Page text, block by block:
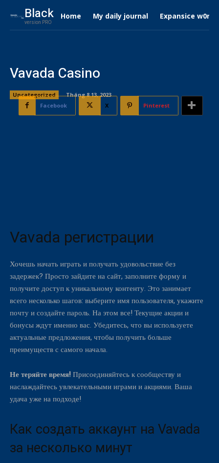
Black
version PRO
Home My daily journal Expansice
Vavada Casino
Uncategorized
Tháng 8 13, 2023
Facebook
X Pinterest
Vavada регистрации
Хочешь начать играть и получать удовольствие без
задержек? Просто зайдите на сайт, заполните форму и
получите доступ к уникальному контенту. Это занимает
всего несколько шагов: выберите имя пользователя, укажите
почту и создайте пароль. На этом все! Текущие акции и
бонусы ждут именно вас. Убедитесь, что вы используете
актуальные предложения, чтобы получить больше
преимуществ с самого начала.
Не теряйте время!Присоединяйтесь к сообществу и
наслаждайтесь увлекательными играми и акциями. Ваша
удача уже на подходе!
Как создать аккаунт на Vavada
за несколько минут